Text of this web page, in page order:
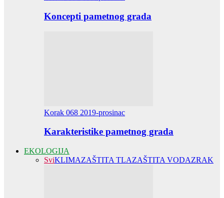
Koncepti pametnog grada
Korak 068 2019-prosinac
Karakteristike pametnog grada
EKOLOGIJA
SviKLIMAZAŠTITA TLAZAŠTITA VODAZRAK